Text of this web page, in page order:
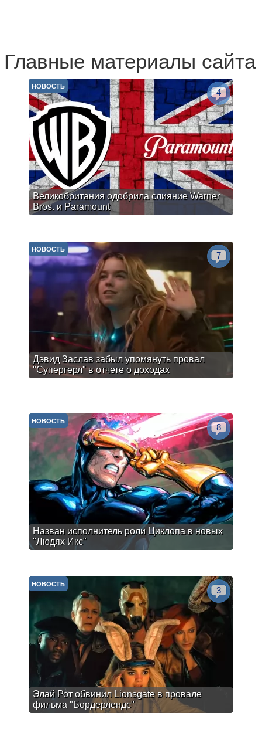
Главные материалы сайта
Великобритания одобрила слияние Warner
Bros. и Paramount
НОВОСТЬ
4
Дэвид Заслав забыл упомянуть провал
"Супергерл" в отчете о доходах
НОВОСТЬ
7
Назван исполнитель роли Циклопа в новых
"Людях Икс"
НОВОСТЬ
8
Элай Рот обвинил Lionsgate в провале
фильма "Бордерлендс"
НОВОСТЬ
3